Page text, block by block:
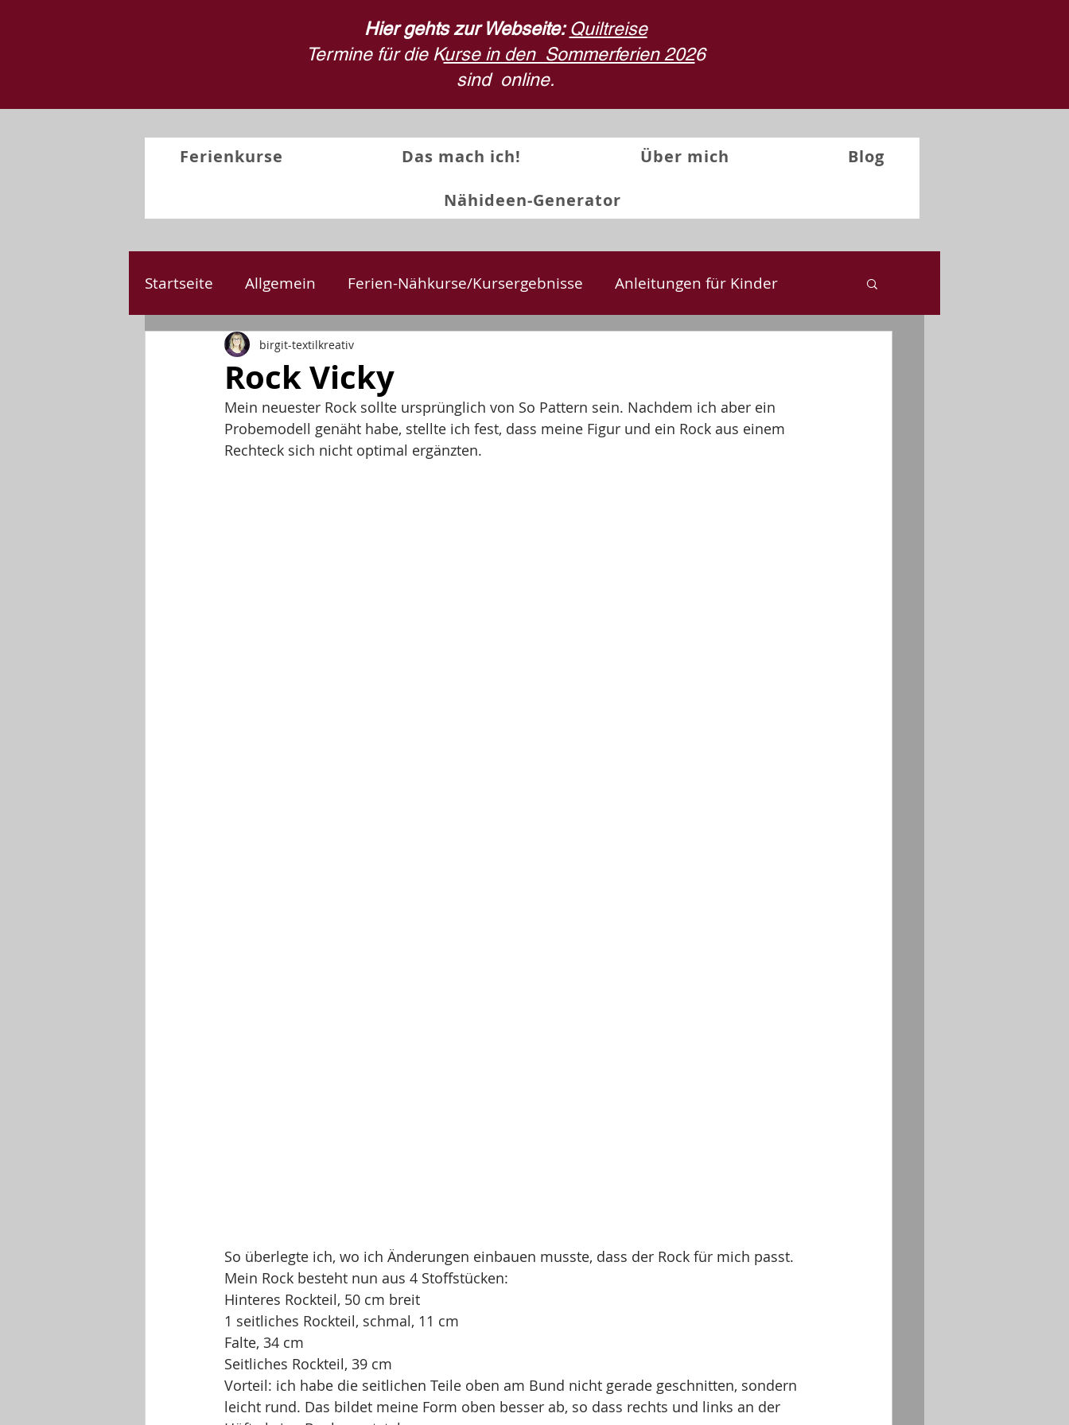
Hier gehts zur Webseite:Quiltreise
Termine für die Kurse in den Sommerferien 2026
sind online.
Ferienkurse Das mach ich! Über mich Blog
Nähideen-Generator
Startseite Allgemein Ferien-Nähkurse/Kursergebnisse Anleitungen für Kinder
Kreativprojekte
Rock Vicky
birgit-textilkreativ
Mein neuester Rock sollte ursprünglich von So Pattern sein. Nachdem ich aber ein
Probemodell genäht habe, stellte ich fest, dass meine Figur und ein Rock aus einem
Rechteck sich nicht optimal ergänzten.
So überlegte ich, wo ich Änderungen einbauen musste, dass der Rock für mich passt.
Mein Rock besteht nun aus 4 Stoffstücken:
Hinteres Rockteil, 50 cm breit
1 seitliches Rockteil, schmal, 11 cm
Falte, 34 cm
Seitliches Rockteil, 39 cm
Vorteil: ich habe die seitlichen Teile oben am Bund nicht gerade geschnitten, sondern
leicht rund. Das bildet meine Form oben besser ab, so dass rechts und links an der